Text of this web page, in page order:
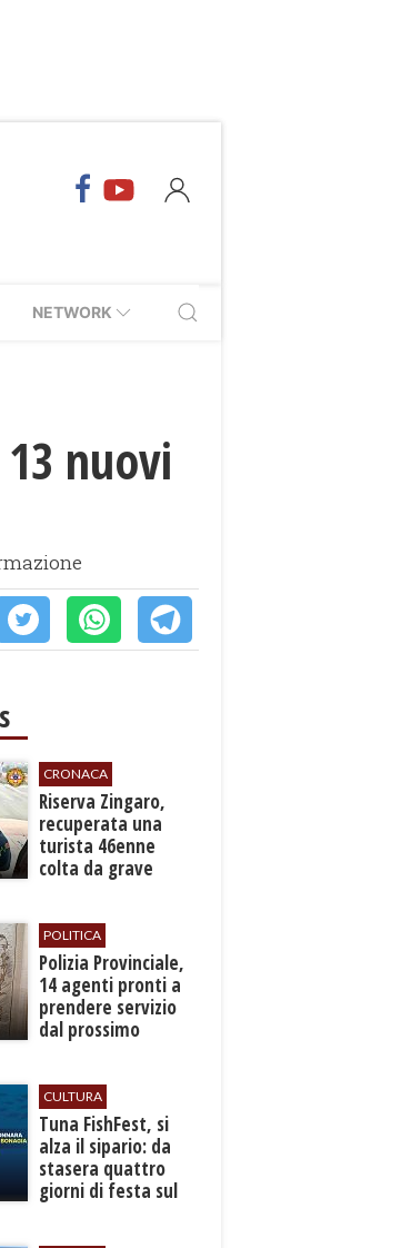
NETWORK
nuovi
CRONACA
​Riserva Zingaro,
recuperata una
turista 46enne
colta da grave
POLITICA
​Polizia Provinciale,
14 agenti pronti a
prendere servizio
dal prossimo
CULTURA
​Tuna FishFest, si
alza il sipario: da
stasera quattro
giorni di festa sul